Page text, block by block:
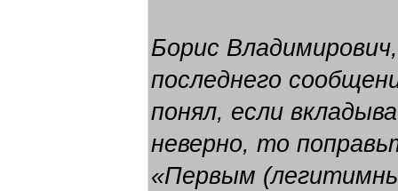
Борис
последнего
понял, если
неверно, то
«Первым